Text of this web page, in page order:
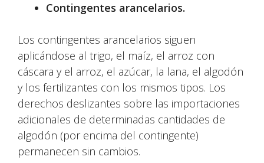
Contingentes arancelarios.
Los contingentes arancelarios siguen
aplicándose al trigo, el maíz, el arroz con
cáscara y el arroz, el azúcar, la lana, el algodón
y los fertilizantes con los mismos tipos. Los
derechos deslizantes sobre las importaciones
adicionales de determinadas cantidades de
algodón (por encima del contingente)
permanecen sin cambios.